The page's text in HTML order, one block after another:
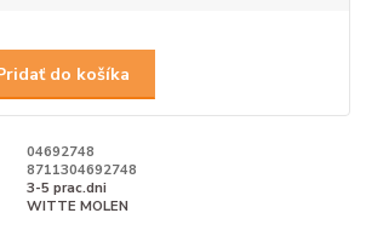
do košíka
04692748
8711304692748
3-5 prac.dni
WITTE MOLEN